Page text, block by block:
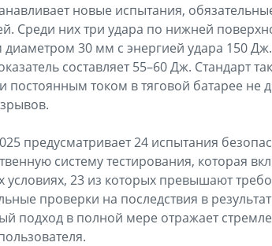
новые испытания,
Среди них три удара по нижней
30 мм с энергией удара 150
составляет 55–60 Дж. Стандарт
постоянным током в тяговой батарее не
предусматривает 24 испытания
систему тестирования, которая
условиях, 23 из которых превышают
проверки на последствия в
подход в полной мере отражает